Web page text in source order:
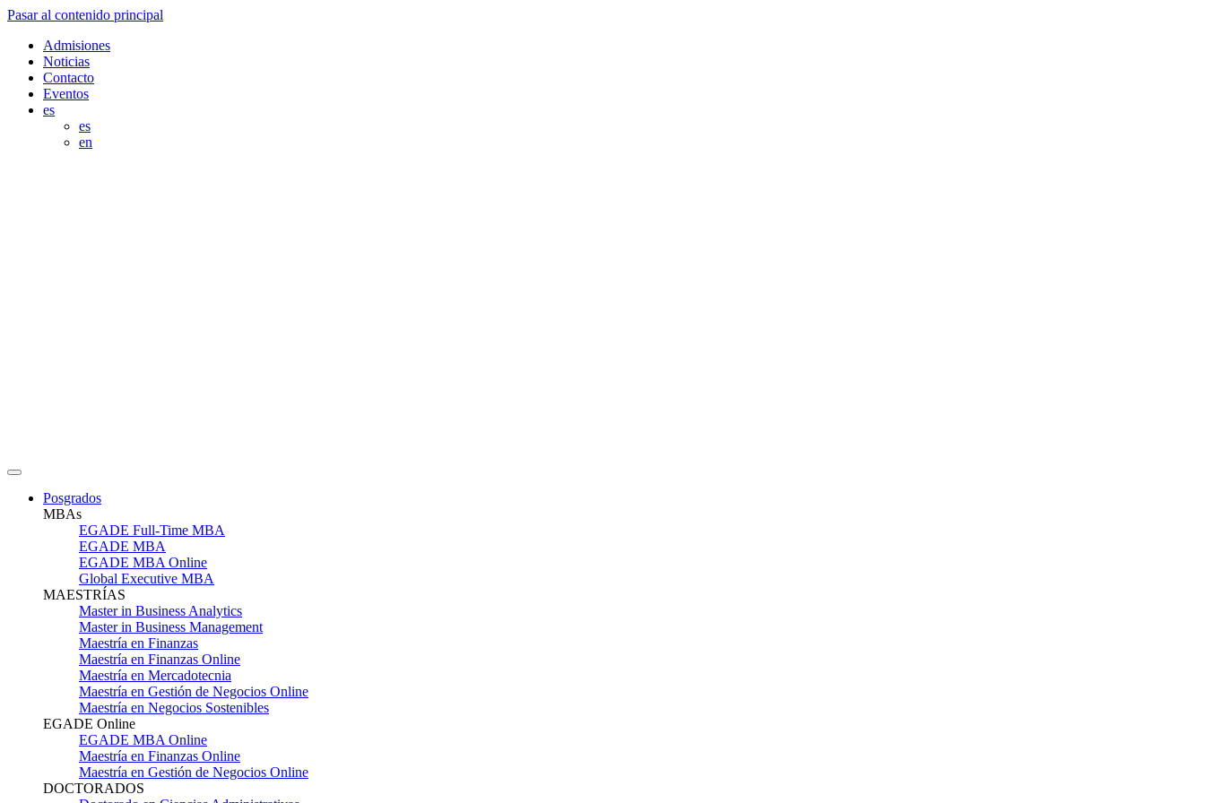
Pasar al contenido principal
Admisiones
Noticias
Contacto
Eventos
es
es
en
Posgrados
MBAs
EGADE Full-Time MBA
EGADE MBA
EGADE MBA Online
Global Executive MBA
MAESTRÍAS
Master in Business Analytics
Master in Business Management
Maestría en Finanzas
Maestría en Finanzas Online
Maestría en Mercadotecnia
Maestría en Gestión de Negocios Online
Maestría en Negocios Sostenibles
EGADE Online
EGADE MBA Online
Maestría en Finanzas Online
Maestría en Gestión de Negocios Online
DOCTORADOS